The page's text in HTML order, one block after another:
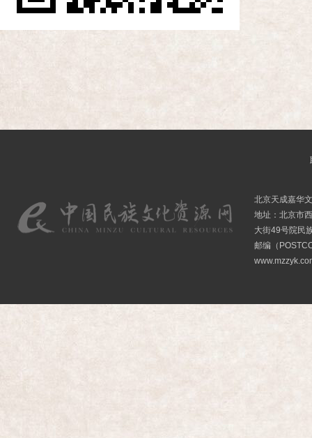
北京天成嘉华
地址：北京市
大街49号院民
邮编（